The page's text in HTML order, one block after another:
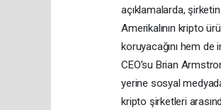
açıklamalarda,
Amerikalının kripto
koruyacağını hem de
CEO’su Brian
yerine sosyal
kripto şirketleri